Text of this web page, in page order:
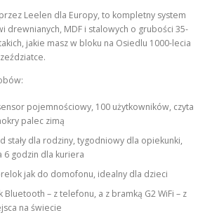
Leelen dla Europy, to kompletny system
drewnianych, MDF i stalowych o grubości 35-
jakie masz w bloku na Osiedlu 1000-lecia
pojemnościowy, 100 użytkowników, czyta
palec zimą
stały dla rodziny, tygodniowy dla opiekunki,
6 godzin dla kuriera
jak do domofonu, idealny dla dzieci
Bluetooth – z telefonu, a z bramką G2 WiFi – z
na świecie